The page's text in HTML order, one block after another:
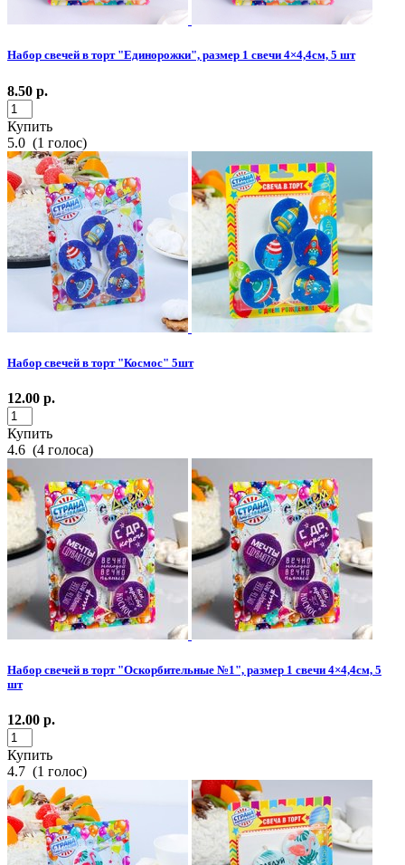
Набор свечей в торт "Единорожки", размер 1 свечи 4×4,4см, 5 шт
8.50 р.
Купить
5.0 (1 голос)
Набор свечей в торт "Космос" 5шт
12.00 р.
Купить
4.6 (4 голоса)
Набор свечей в торт "Оскорбительные №1", размер 1 свечи 4×4,4см, 5
шт
12.00 р.
Купить
4.7 (1 голос)